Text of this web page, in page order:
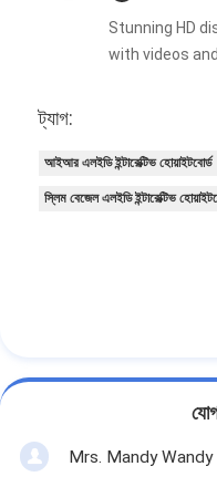
Stunning HD
with videos
ট্যাগ:
আইআর এলইডি ইন্টারেক্টিভ হোয়াইটবোর্ড
স্লিম বেজেল এলইডি ইন্টারেক্টিভ
Mrs. Mandy Wandy